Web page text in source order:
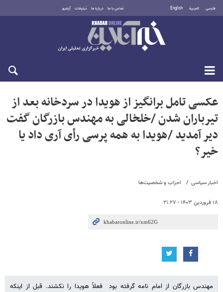
فارسی العربية English تماس با ما درباره ما تبلیغات آرشیو
دوشنبه ۱۹ مرداد ۱۴۰۵
اخبار سیاسی احزاب و شخصیت‌ها
۱۸ فروردین ۱۴۰۳ - ۲۱:۲۷
عکسی تامل برانگیز از هویدا در سردخانه بعد از
تیرباران شدن /خلخالی به مهندس بازرگان گفت
دیر آمدید /هویدا به همه پرسی رأی آری داد یا
خیر؟
مهندس بازرگان از امام نامه گرفته بود فعلاً هویدا را نکشند. قبل از اینکه